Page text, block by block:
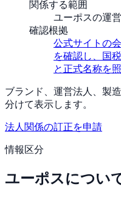
関係する範囲
ユーポスの運
確認根拠
公式サイトの
を確認し、国
と正式名称を
ブランド、運営法人、製
分けて表示します。
法人関係の訂正を申請
情報区分
ユーポスについ